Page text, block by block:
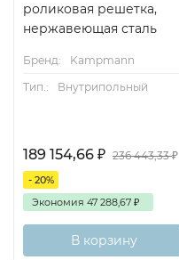
роликовая решетка,
нержавеющая сталь
Бренд:
Kampmann
Тип.:
Внутрипольный
189 154,66 ₽ 236 443,33₽
- 20%
Экономия 47 288,67 ₽
В корзину